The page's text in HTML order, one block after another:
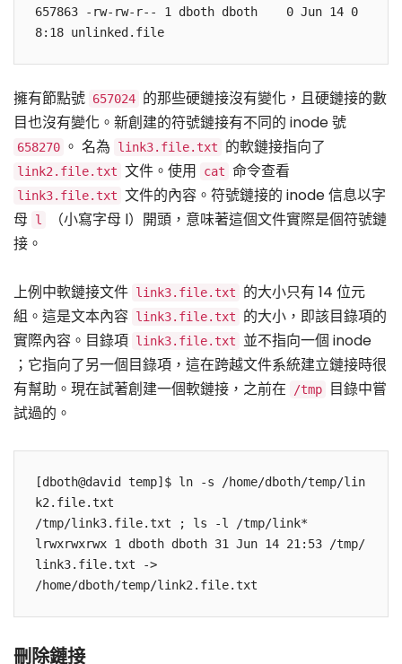
657863 -rw-rw-r-- 1 dboth dboth    0 Jun 14 0
擁有節點號 657024 的那些硬鏈接沒有變化，且硬鏈接的數
目也沒有變化。新創建的符號鏈接有不同的 inode 號
658270 。 名為 link3.file.txt 的軟鏈接指向了
link2.file.txt 文件。使用 cat 命令查看
link3.file.txt 文件的內容。符號鏈接的 inode 信息以字
母
l
（小寫字母 l）開頭，意味著這個文件實際是個符號鏈
接。
上例中軟鏈接文件 link3.file.txt
的大小只有 14 位元
組。這是文本內容 link3.file.txt
的大小，即該目錄項的
實際內容。目錄項 link3.file.txt 並不指向一個 inode
；它指向了另一個目錄項，這在跨越文件系統建立鏈接時很
有幫助。現在試著創建一個軟鏈接，之前在
/tmp
目錄中嘗
試過的。
[dboth@david temp]$ ln -s /home/dboth/temp/lin
k2.file.txt
/tmp/link3.file.txt ; ls -l /tmp/link*
lrwxrwxrwx 1 dboth dboth 31 Jun 14 21:53 /tmp/
link3.file.txt ->
刪除鏈接